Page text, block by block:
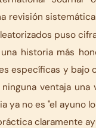
revisión
puso
historia más
específicas y bajo
ventaja
ya no es "el ayuno
claramente